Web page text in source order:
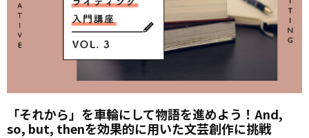
「それから」を車輪にして物語を進めよう！And,
so, but, thenを効果的に用いた文芸創作に挑戦